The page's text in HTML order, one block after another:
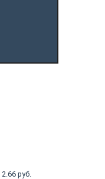
2.66 руб.